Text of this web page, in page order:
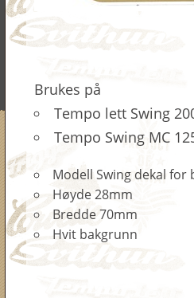
Brukes på
Tempo lett Swing
Tempo Swing MC
Modell Swing dekal for
Høyde 28mm
Bredde 70mm
Hvit bakgrunn